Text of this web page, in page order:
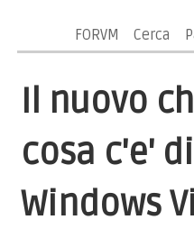
FORVM Cerca
Il nuovo
cosa c'e'
Windows